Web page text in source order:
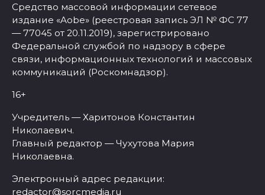
Средство массовой информации сетевое
издание «Aobe» (реестровая запись ЭЛ № ФС 77
— 77045 от 20.11.2019), зарегистрировано
Федеральной службой по надзору в сфере
связи, информационных технологий и массовых
коммуникаций (Роскомнадзор).
16+
Учредитель — Харитонов Константин
Николаевич.
Главный редактор — Чухутова Мария
Николаевна.
Электронный адрес редакции:
redactor@sorcmedia.ru